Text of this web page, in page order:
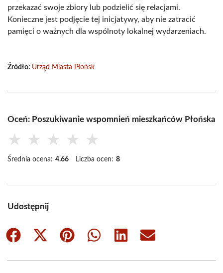
przekazać swoje zbiory lub podzielić się relacjami.
Konieczne jest podjęcie tej inicjatywy, aby nie zatracić
pamięci o ważnych dla wspólnoty lokalnej wydarzeniach.
Źródło: Urząd Miasta Płońsk
Oceń: Poszukiwanie wspomnień mieszkańców Płońska
★ ★ ★ ★ ★
Średnia ocena: 4.66 Liczba ocen: 8
Udostępnij
Share
Share
(Twitter)
Share
Share
Share
Share